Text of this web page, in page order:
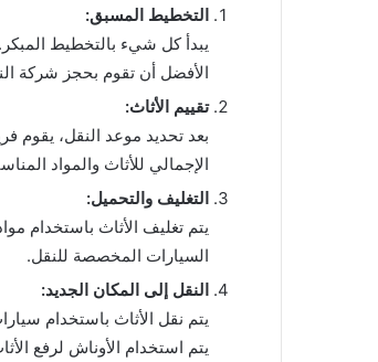
التخطيط المسبق:
يبدأ كل شيء بالتخطيط
الأفضل أن تقوم بحجز شركة
تقييم الأثاث:
بعد تحديد موعد النقل، يقوم
الإجمالي للأثاث والمواد
التغليف والتحميل:
يتم تغليف الأثاث باستخدام
السيارات المخصصة للنقل.
النقل إلى المكان الجديد:
يتم نقل الأثاث باستخدام
يتم استخدام الأوناش لرفع